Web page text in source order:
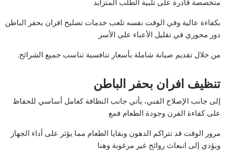
متخصصة قادرة على تلبية الطلب المتزايد
بكفاءة عالية وفي الوقت نفسه تلعب خدمات تصليح افران بحفر الباطن
دور محوري في تقليل الأعباء على الأسر
من خلال تقديم صيانة شاملة بأسعار تنافسية تناسب جميع الشرائح.
تنظيف افران بحفر الباطن
إلى جانب الإصلاح الفني، يأتي جانب النظافة كعامل أساسي للحفاظ
على كفاءة الفرن وجودة الطعام فمع
مرور الوقت قد تتراكم الدهون وبقايا الطعام مما يؤثر على أداء الجهاز
ويؤدي إلى انبعاث روائح غير مرغوبة وهنا